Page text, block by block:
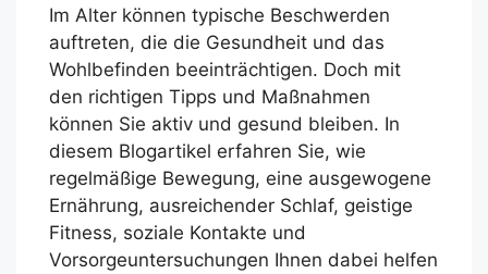
Im Alter können typische Beschwerden
auftreten, die die Gesundheit und das
Wohlbefinden beeinträchtigen. Doch mit
den richtigen Tipps und Maßnahmen
können Sie aktiv und gesund bleiben. In
diesem Blogartikel erfahren Sie, wie
regelmäßige Bewegung, eine ausgewogene
Ernährung, ausreichender Schlaf, geistige
Fitness, soziale Kontakte und
Vorsorgeuntersuchungen Ihnen dabei helfen